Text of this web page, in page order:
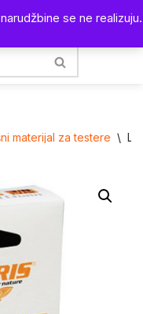
se ne realizuju.
materijal za testere \